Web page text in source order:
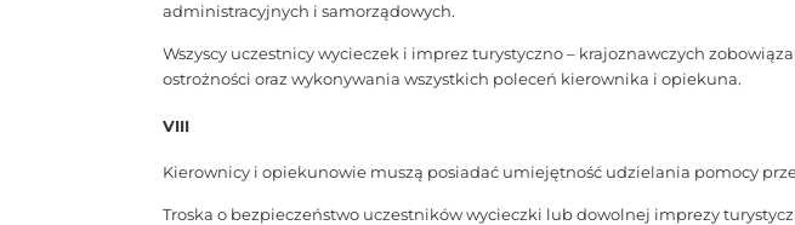
administracyjnych i samorządowych.
Wszyscy uczestnicy wycieczek i imprez turystyczno – krajoznawczych
ostrożności oraz wykonywania wszystkich poleceń kierownika i opiekuna.
VIII
Kierownicy i opiekunowie muszą posiadać umiejętność udzielania pomocy
Troska o bezpieczeństwo uczestników wycieczki lub dowolnej imprezy